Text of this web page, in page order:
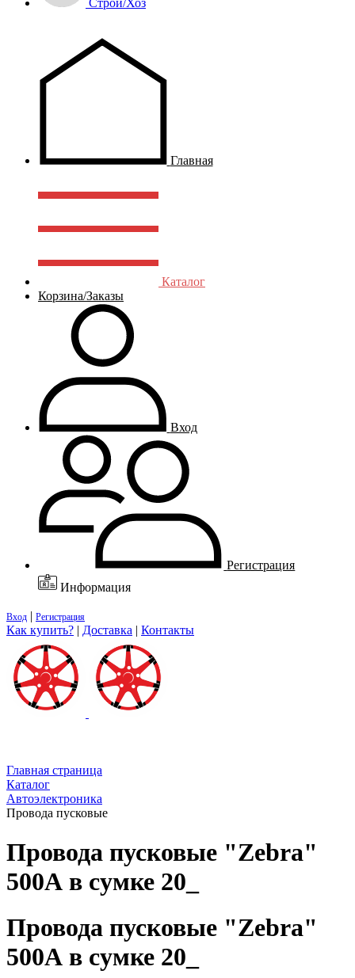
Строй/Хоз
Главная
Каталог
Корзина/Заказы
Вход
Регистрация
Информация
Вход | Регистрация
Как купить? | Доставка | Контакты
Главная страница
Каталог
Автоэлектроника
Провода пусковые
Провода пусковые "Zebra"
500А в сумке 20_
Провода пусковые "Zebra"
500А в сумке 20_